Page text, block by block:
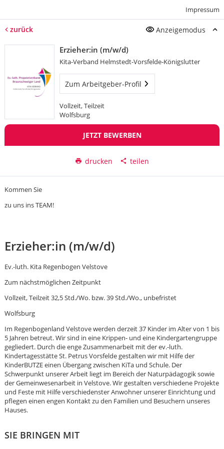
Impressum
zurück Anzeigemodus
Erzieher:in (m/w/d)
Kita-Verband Helmstedt-Vorsfelde-Königslutter
Zum Arbeitgeber-Profil
Vollzeit, Teilzeit
Wolfsburg
JETZT BEWERBEN
drucken teilen
Kommen Sie
zu uns ins TEAM!
Erzieher:in (m/w/d)
Ev.-luth. Kita Regenbogen Velstove
Zum nächstmöglichen Zeitpunkt
Vollzeit, Teilzeit 32,5 Std./Wo. bzw. 39 Std./Wo., unbefristet
Wolfsburg
Im Regenbogenland Velstove werden derzeit 37 Kinder im Alter von 1 bis
5 Jahren betreut. Wir sind in eine Krippen- und eine Kindergartengruppe
gegliedert. Durch die enge Zusammenarbeit mit der ev.-luth.
Kindertagesstätte St. Petrus Vorsfelde gestalten wir mit Hilfe der
KinderBUTZE einen Übergang zwischen KiTa und Schule. Der
Schwerpunkt unserer Arbeit liegt im Bereich der Naturpädagogik sowie
der Gemeinwesenarbeit in Velstove. Wir gestalten verschiedene Projekte
und Feste mit Hilfe verschiedenster Anwohner unserer Einrichtung und
pflegen einen engen Kontakt zu den Familien und Besuchern unseres
Hauses.
SIE BRINGEN MIT